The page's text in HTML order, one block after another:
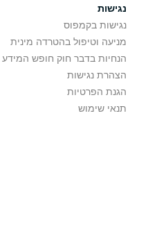
נגישות
נגישות בקמפוס
מניעה וטיפול בהטרדה מינית
הנחיות בדבר חוק חופש המידע
הצהרת נגישות
הגנת הפרטיות
תנאי שימוש